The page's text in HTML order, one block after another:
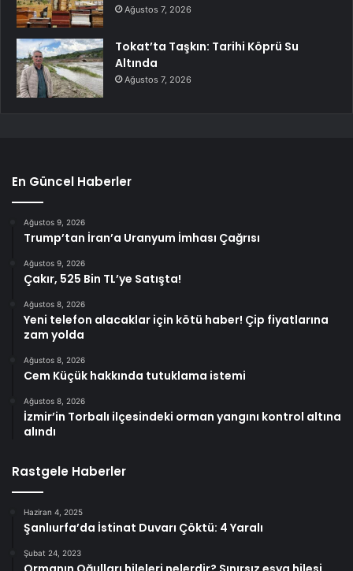
Ağustos 7, 2026
Tokat’ta Taşkın: Tarihi Köprü Su
Altında
Ağustos 7, 2026
En Güncel Haberler
Ağustos 9, 2026
Trump’tan İran’a Uranyum İmhası Çağrısı
Ağustos 9, 2026
Çakır, 525 Bin TL’ye Satışta!
Ağustos 8, 2026
Yeni telefon alacaklar için kötü haber! Çip fiyatlarına
zam yolda
Ağustos 8, 2026
Cem Küçük hakkında tutuklama istemi
Ağustos 8, 2026
İzmir’in Torbalı ilçesindeki orman yangını kontrol altına
alındı
Rastgele Haberler
Haziran 4, 2025
Şanlıurfa’da İstinat Duvarı Çöktü: 4 Yaralı
Şubat 24, 2023